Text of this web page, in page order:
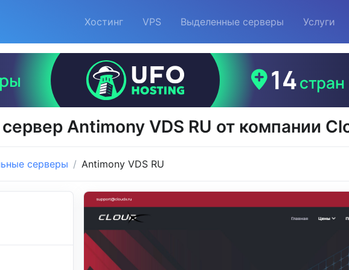
Хостинг VPS Выделенные серверы Услуги
Antimony VDS RU от компании
серверы Antimony VDS RU